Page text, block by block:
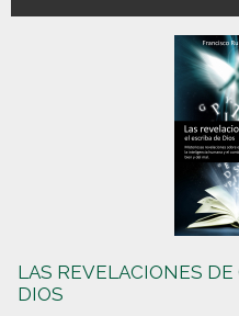
LAS REVELACIONES
DIOS